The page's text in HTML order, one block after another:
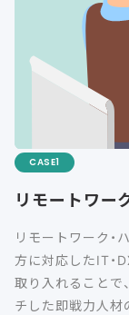
CASE
リモートワー
リモートワーク・
方に対応したIT・
取り入れることで
チした即戦力人材